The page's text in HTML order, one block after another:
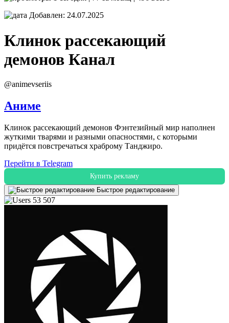
Добавлен: 24.07.2025
Клинок рассекающий
демонов Канал
@animevseriis
Аниме
Клинок рассекающий демонов Фэнтезийный мир наполнен
жуткими тварями и разными опасностями, с которыми
придётся повстречаться храброму Танджиро.
Перейти в Telegram
Купить рекламу
Быстрое редактирование
53 507